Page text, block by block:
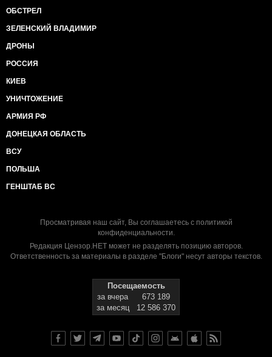
ОБСТРЕЛ
ЗЕЛЕНСКИЙ ВЛАДИМИР
ДРОНЫ
РОССИЯ
КИЕВ
УНИЧТОЖЕНИЕ
АРМИЯ РФ
ДОНЕЦКАЯ ОБЛАСТЬ
ВСУ
ПОЛЬША
ГЕНШТАБ ВС
Просматривая наш сайт, Вы соглашаетесь с политикой
конфиденциальности.
Редакция Цензор.НЕТ может не разделять позицию авторов.
Ответственность за материалы в разделе "Блоги" несут авторы текстов.
Посещаемость
за вчера
673 189
за месяц
12 586 370